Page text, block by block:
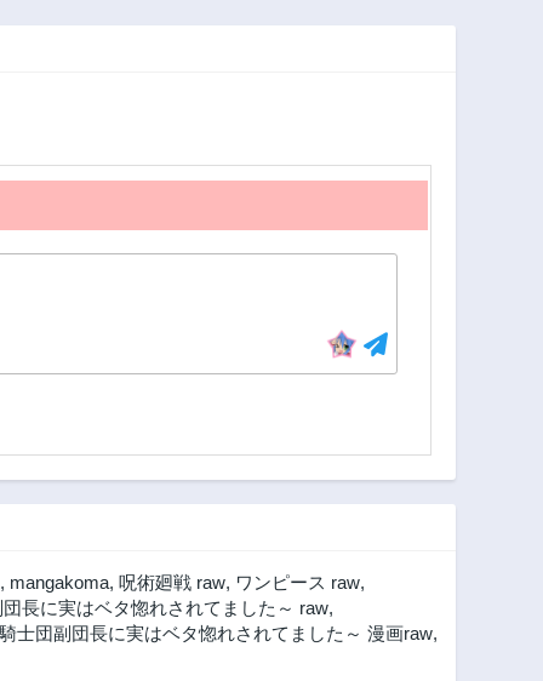
いので
性悪男はどないす
, mangakoma, 呪術廻戦 raw, ワンピース raw,
長に実はベタ惚れされてました～ raw,
士団副団長に実はベタ惚れされてました～ 漫画raw,